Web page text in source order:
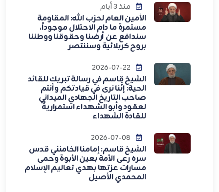
منذ 3 أيام
الأمين العام لحزب الله: المقاومة
مستمرة ما دام الاحتلال موجوداً،
سندافع عن أرضنا وحقوقنا ووطننا
بروح كربلائية وسننتصر
الشيخ قاسم في رسالة تبريك للقائد
الحية: إنَّنا نرى في قيادتكم وأنتم
صاحب التاريخ الجهادي الميداني
لعقود وأبو الشهداء استمراريةً
للقادة الشهداء
الشيخ قاسم: إمامنا الخامنئي قدس
سره رعى الأمة بعين الأبوة وحمى
مسارات عزتها بهدي تعاليم الإسلام
المحمدي الأصيل